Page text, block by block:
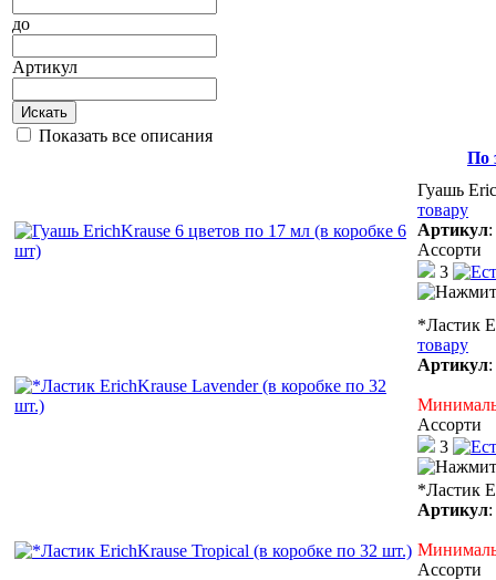
до
Артикул
Искать
Показать все описания
По
Гуашь
товару
Артикул:
Ассорти
3
*Ластик
товару
Артикул:
Ассорти
3
*Ластик
Артикул:
Ассорти